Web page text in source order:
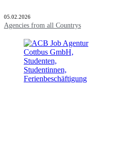
05.02.2026
Agencies from all Countrys